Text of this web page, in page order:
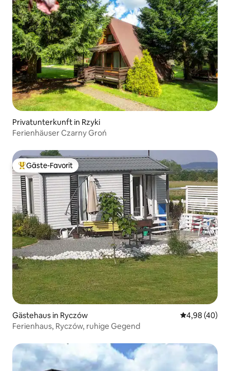
Privatunterkunft in Rzyki
Ferienhäuser Czarny Groń
Beliebter Gäste-Favorit.
Gäste-Favorit
Gästehaus in Ryczów
4,98 (40)
Ferienhaus, Ryczów, ruhige Gegend